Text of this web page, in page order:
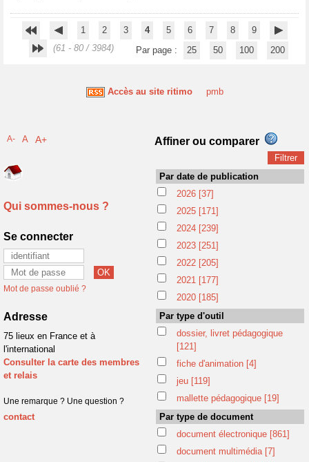
1 2 3 4 5 6 7 8
9
(61 - 80 / 3984)
Par page : 25 50 100 200
Accès au site ritimo pmb
A- A A+
Qui sommes-nous ?
Se connecter
Mot de passe oublié ?
Adresse
75 lieux en France et à
l'international
Consulter la carte des membres
et relais
Une remarque ? Une question ?
contact
Affiner ou comparer
Par date de publication
2026 [37]
2025 [171]
2024 [239]
2023 [251]
2022 [205]
2021 [177]
2020 [185]
Par type d'outil
dossier, livret pédagogique
[121]
fiche d'animation [4]
jeu [119]
mallette pédagogique [19]
Par type de document
document électronique [861]
document multimédia [7]